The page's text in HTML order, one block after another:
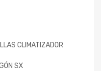
CLIMATIZADOR
SX